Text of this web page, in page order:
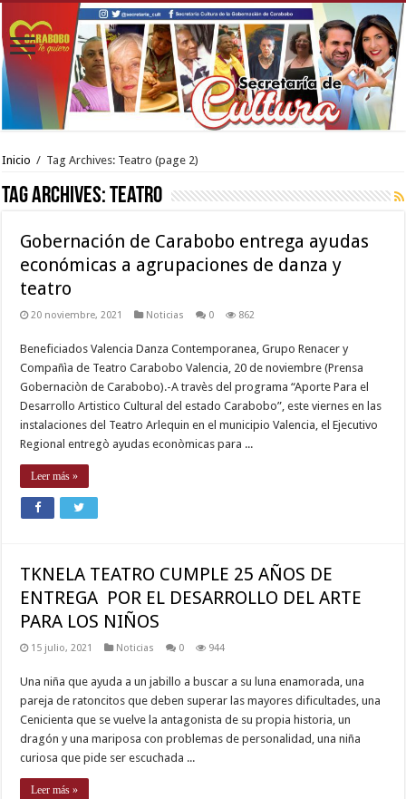
Inicio / Tag Archives: Teatro (page 2)
Tag Archives:Teatro
Gobernación de Carabobo entrega ayudas
económicas a agrupaciones de danza y
teatro
20 noviembre, 2021 Noticias 0 862
Beneficiados Valencia Danza Contemporanea, Grupo Renacer y
Compañìa de Teatro Carabobo Valencia, 20 de noviembre (Prensa
Gobernaciòn de Carabobo).-A travès del programa “Aporte Para el
Desarrollo Artistico Cultural del estado Carabobo”, este viernes en las
instalaciones del Teatro Arlequin en el municipio Valencia, el Ejecutivo
Regional entregò ayudas econòmicas para ...
Leer más »
TKNELA TEATRO CUMPLE 25 AÑOS DE
ENTREGA POR EL DESARROLLO DEL ARTE
PARA LOS NIÑOS
15 julio, 2021 Noticias 0 944
Una niña que ayuda a un jabillo a buscar a su luna enamorada, una
pareja de ratoncitos que deben superar las mayores dificultades, una
Cenicienta que se vuelve la antagonista de su propia historia, un
dragón y una mariposa con problemas de personalidad, una niña
curiosa que pide ser escuchada ...
Leer más »